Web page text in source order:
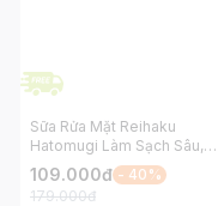
Sữa Rửa Mặt Reihaku
Hatomugi Làm Sạch Sâu,
Làm Sáng Da và Ngừa Mụn
160ml
109.000đ - 40%
179.000đ